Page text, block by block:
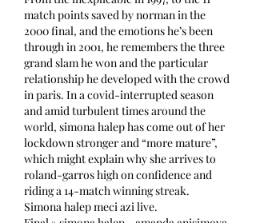
match points saved by norman in the
2000 final, and the emotions he’s been
through in 2001, he remembers the three
grand slam he won and the particular
relationship he developed with the crowd
in paris. In a covid-interrupted season
and amid turbulent times around the
world, simona halep has come out of her
lockdown stronger and “more mature”,
which might explain why she arrives to
roland-garros high on confidence and
riding a 14-match winning streak.
Simona halep meci azi live.